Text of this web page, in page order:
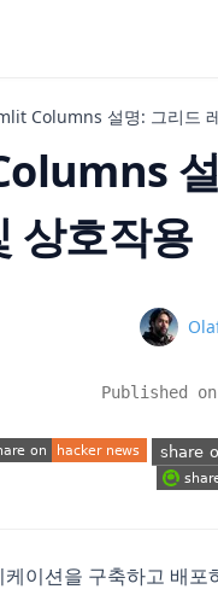
Columns 설명: 그리드
상호작용
Published on
이션을 구축하고 배